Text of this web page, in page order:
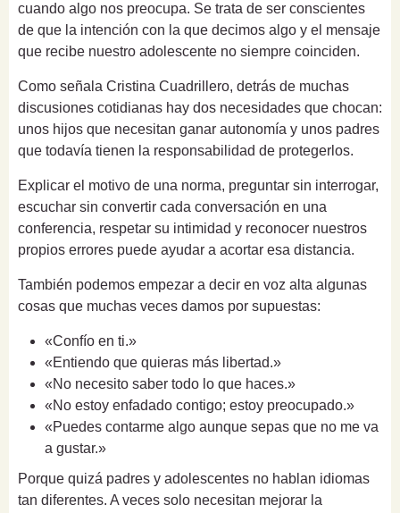
cuando algo nos preocupa. Se trata de ser conscientes
de que la intención con la que decimos algo y el mensaje
que recibe nuestro adolescente no siempre coinciden.
Como señala Cristina Cuadrillero, detrás de muchas
discusiones cotidianas hay dos necesidades que chocan:
unos hijos que necesitan ganar autonomía y unos padres
que todavía tienen la responsabilidad de protegerlos.
Explicar el motivo de una norma, preguntar sin interrogar,
escuchar sin convertir cada conversación en una
conferencia, respetar su intimidad y reconocer nuestros
propios errores puede ayudar a acortar esa distancia.
También podemos empezar a decir en voz alta algunas
cosas que muchas veces damos por supuestas:
«Confío en ti.»
«Entiendo que quieras más libertad.»
«No necesito saber todo lo que haces.»
«No estoy enfadado contigo; estoy preocupado.»
«Puedes contarme algo aunque sepas que no me va
a gustar.»
Porque quizá padres y adolescentes no hablan idiomas
tan diferentes. A veces solo necesitan mejorar la